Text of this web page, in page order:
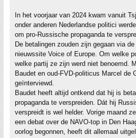
In het voorjaar van 2024 kwam vanuit
onder anderen Nederlandse politici
om pro-Russische propaganda te
De betalingen zouden zijn gegaan via
nieuwssite Voice of Europe. Om welke
welke partij ze zijn werd niet benoemd.
Baudet en oud-FVD-politicus Marcel de
geïnterviewd.
Baudet heeft altijd ontkend dat hij is
propaganda te verspreiden. Dát hij
verspreidt is wel helder. Vorige maand
een debat over de NAVO-top in Den
oorlog begonnen, heeft dit allemaal